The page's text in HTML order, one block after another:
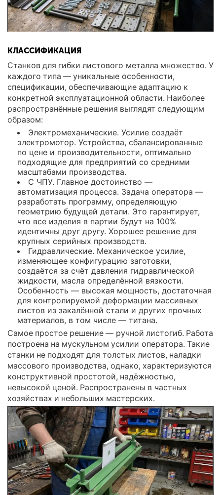
КЛАССИФИКАЦИЯ
Станков для гибки листового металла множество. У
каждого типа — уникальные особенности,
спецификации, обеспечивающие адаптацию к
конкретной эксплуатационной области. Наиболее
распространённые решения выглядят следующим
образом:
Электромеханические. Усилие создаёт
электромотор. Устройства, сбалансированные
по цене и производительности, оптимально
подходящие для предприятий со средними
масштабами производства.
С ЧПУ. Главное достоинство —
автоматизация процесса. Задача оператора —
разработать программу, определяющую
геометрию будущей детали. Это гарантирует,
что все изделия в партии будут на 100%
идентичны друг другу. Хорошее решение для
крупных серийных производств.
Гидравлические. Механическое усилие,
изменяющее конфигурацию заготовки,
создаётся за счёт давления гидравлической
жидкости, масла определённой вязкости.
Особенность — высокая мощность, достаточная
для контролируемой деформации массивных
листов из закалённой стали и других прочных
материалов, в том числе — титана.
Самое простое решение — ручной листогиб. Работа
построена на мускульном усилии оператора. Такие
станки не подходят для толстых листов, наладки
массового производства, однако, характеризуются
конструктивной простотой, надёжностью,
невысокой ценой. Распространены в частных
хозяйствах и небольших мастерских.